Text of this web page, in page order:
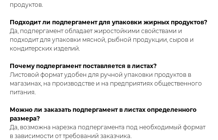
продуктов.
Подходит ли подпергамент для упаковки жирных продуктов?
Да, подпергамент обладает жиростойкими свойствами и
подходит для упаковки мясной, рыбной продукции, сыров и
кондитерских изделий.
Почему подпергамент поставляется в листах?
Листовой формат удобен для ручной упаковки продуктов в
магазинах, на производстве и на предприятиях общественного
питания.
Можно ли заказать подпергамент в листах определенного
размера?
Да, возможна нарезка подпергамента под необходимый формат
в зависимости от требований заказчика.